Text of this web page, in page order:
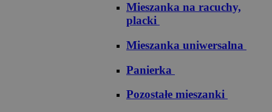
Mieszanka na racuchy,
placki
Mieszanka uniwersalna
Panierka
Pozostałe mieszanki